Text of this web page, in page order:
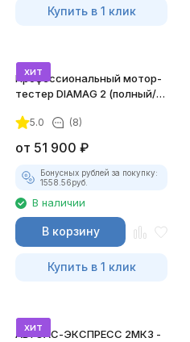
Купить в 1 клик
хит
Профессиональный мотор-
тестер DIAMAG 2 (полный/
5.0 (8)
от 51 900 ₽
Бонусных рублей за покупку:
1558.56руб.
В наличии
В корзину
Купить в 1 клик
хит
АВТОАС-ЭКСПРЕСС 2МК3 -